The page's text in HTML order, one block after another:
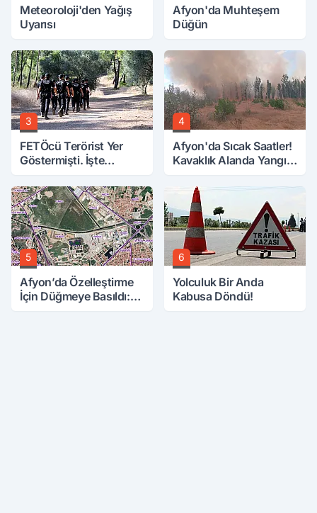
Meteoroloji'den Yağış
Uyarısı
Afyon'da Muhteşem
Düğün
3
FETÖcü Terörist Yer
Göstermişti. İşte
4
Afyon'da Sıcak Saatler!
Kavaklık Alanda Yangın
5
Afyon’da Özelleştirme
İçin Düğmeye Basıldı:
6
Yolculuk Bir Anda
Kabusa Döndü!